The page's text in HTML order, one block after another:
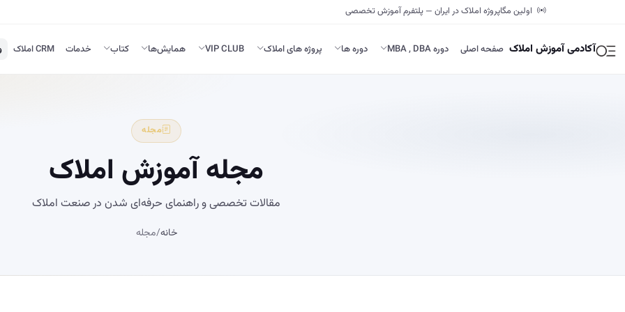
اولین مگاپروژه املاک در ایران — پلتفرم آموزش تخصصی
آکادمی آموزش املاک صفحه اصلی دوره MBA , DBA دوره ها پروژه های املاک VIP CLUB همایش‌ها کتاب خدمات CRM املاک
مجله
مجله آموزش املاک
مقالات تخصصی و راهنمای حرفه‌ای شدن در صنعت املاک
خانه/مجله